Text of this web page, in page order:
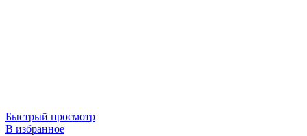
Быстрый просмотр
В избранное